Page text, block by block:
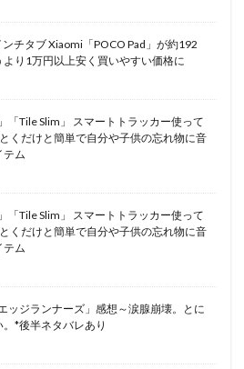
チタブ Xiaomi「POCO Pad」が約192
り1万円以上安く買いやすい価格に
「Tile Slim」 スマートトラッカー使って
くだけと簡単で自分や子供の忘れ物に音
テム
「Tile Slim」 スマートトラッカー使って
くだけと簡単で自分や子供の忘れ物に音
テム
ッジランナーズ」感想～涙腺崩壊。とに
*後半ネタバレあり